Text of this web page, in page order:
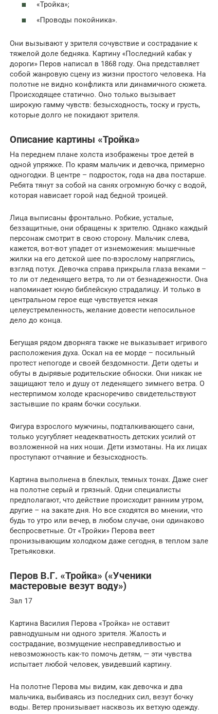
«Тройка»;
«Проводы покойника».
Они вызывают у зрителя сочувствие и сострадание к
тяжелой доле бедняка. Картину «Последний кабак у
дороги» Перов написал в 1868 году. Она представляет
собой жанровую сцену из жизни простого человека. На
полотне не видно конфликта или динамичного сюжета.
Происходящее статично. Оно только вызывает
широкую гамму чувств: безысходность, тоску и грусть,
которые долго не покидают зрителя.
Описание картины «Тройка»
На переднем плане холста изображены трое детей в
одной упряжке. По краям мальчик и девочка, примерно
одногодки. В центре – подросток, года на два постарше.
Ребята тянут за собой на санях огромную бочку с водой,
которая нависает горой над бедной троицей.
Лица выписаны фронтально. Робкие, усталые,
беззащитные, они обращены к зрителю. Однако каждый
персонаж смотрит в свою сторону. Мальчик слева,
кажется, вот-вот упадет от изнеможения: мышечные
жилки на его детской шее по-взрослому напряглись,
взгляд потух. Девочка справа прикрыла глаза веками –
то ли от леденящего ветра, то ли от безнадежности. Она
напоминает юную библейскую страдалицу. И только в
центральном герое еще чувствуется некая
целеустремленность, желание довести непосильное
дело до конца.
Бегущая рядом дворняга также не выказывает игривого
расположения духа. Оскал на ее морде – посильный
протест непогоде и своей бездомности. Дети одеты и
обуты в дырявые родительские обноски. Они никак не
защищают тело и душу от леденящего зимнего ветра. О
нестерпимом холоде красноречиво свидетельствуют
застывшие по краям бочки сосульки.
Фигура взрослого мужчины, подталкивающего сани,
только усугубляет неадекватность детских усилий от
возложенной на них ноши. Дети измотаны. На их лицах
проступают отчаяние и безысходность.
Картина выполнена в блеклых, темных тонах. Даже снег
на полотне серый и грязный. Одни специалисты
предполагают, что действие происходит ранним утром,
другие – на закате дня. Но все сходятся во мнении, что
будь то утро или вечер, в любом случае, они одинаково
беспросветные. От «Тройки» Перова веет
пронизывающим холодком даже сегодня, в теплом зале
Третьяковки.
Перов В.Г. «Тройка» («Ученики
мастеровые везут воду»)
Зал 17
Картина Василия Перова «Тройка» не оставит
равнодушным ни одного зрителя. Жалость и
сострадание, возмущение несправедливостью и
невозможность как-то помочь детям, — эти чувства
испытает любой человек, увидевший картину.
На полотне Перова мы видим, как девочка и два
мальчика, выбиваясь из последних сил, везут бочку
воды. Ветер пронизывает насквозь их ветхую одежду.